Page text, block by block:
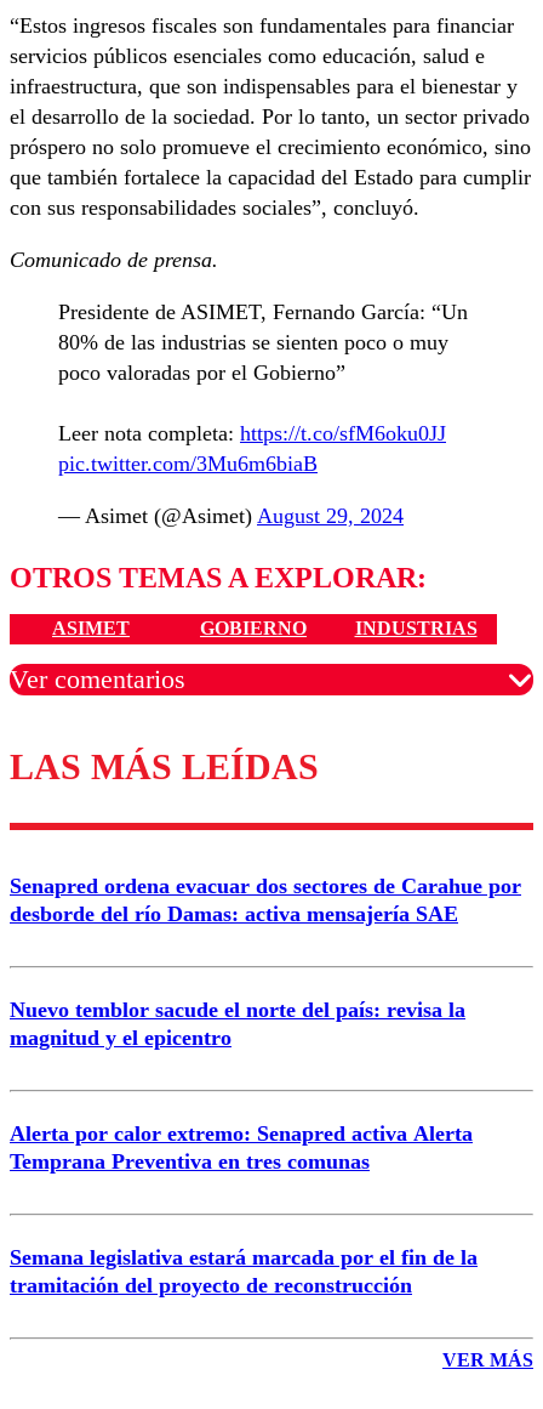
“Estos ingresos fiscales son fundamentales para financiar
servicios públicos esenciales como educación, salud e
infraestructura, que son indispensables para el bienestar y
el desarrollo de la sociedad. Por lo tanto, un sector privado
próspero no solo promueve el crecimiento económico, sino
que también fortalece la capacidad del Estado para cumplir
con sus responsabilidades sociales”, concluyó.
Comunicado de prensa.
Presidente de ASIMET, Fernando García: “Un
80% de las industrias se sienten poco o muy
poco valoradas por el Gobierno”
Leer nota completa: https://t.co/sfM6oku0JJ
pic.twitter.com/3Mu6m6biaB
— Asimet (@Asimet) August 29, 2024
OTROS TEMAS A EXPLORAR:
ASIMET GOBIERNO INDUSTRIAS
Ver comentarios
Los comentarios son moderados para garantizar un
diálogo respetuoso.
Nombre
Correo
LAS MÁS LEÍDAS
Senapred ordena evacuar dos sectores de Carahue por
desborde del río Damas: activa mensajería SAE
Nuevo temblor sacude el norte del país: revisa la
magnitud y el epicentro
Alerta por calor extremo: Senapred activa Alerta
Temprana Preventiva en tres comunas
Semana legislativa estará marcada por el fin de la
tramitación del proyecto de reconstrucción
VER MÁS